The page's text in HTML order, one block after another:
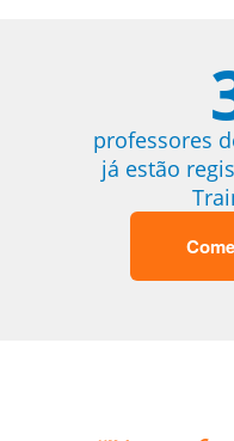
professores
já estão